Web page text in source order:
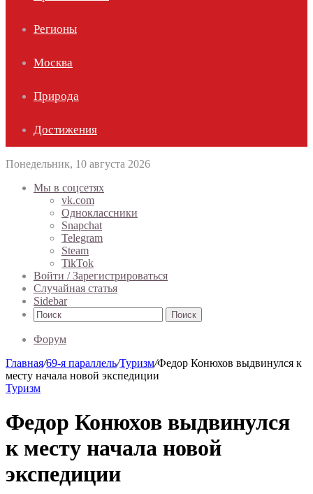
Регионы
Москва
Природа
Достижения
Понедельник, 10 августа 2026
Мы в соцсетях
vk.com
Одноклассники
Snapchat
Telegram
Steam
TikTok
Войти / Зарегистрироваться
Случайная статья
Sidebar
Поиск
Форум
Главная/69-я параллель/Туризм/Федор Конюхов выдвинулся к
месту начала новой экспедиции
Туризм
Федор Конюхов выдвинулся
к месту начала новой
экспедиции